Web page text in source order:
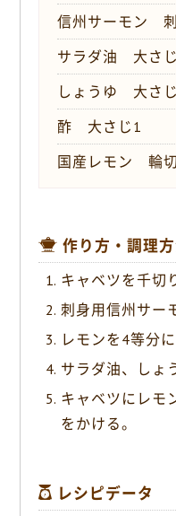
信州サーモン
サラダ油 大さ
しょうゆ 大さ
酢 大さじ1
国産レモン 輪
作り方・調理
キャベツを千切
刺身用信州サー
レモンを4等分に
サラダ油、しょ
キャベツにレモ
をかける。
レシピデータ